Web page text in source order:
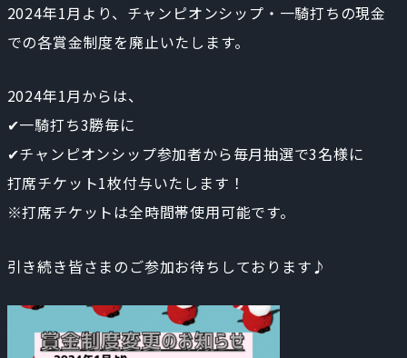
2024年1月より、チャンピオンシップ・一騎打ちの現金
での各賞金制度を廃止いたします。
2024年1月からは、
✔一騎打ち3勝毎に
✔チャンピオンシップ参加者から毎月抽選で3名様に
打席チケット1枚付与いたします！
※打席チケットは全時間帯使用可能です。
引き続き皆さまのご参加お待ちしております♪